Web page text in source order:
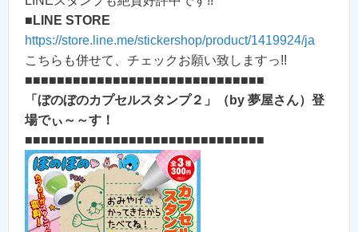
■LINE STORE
https://store.line.me/stickershop/product/1419924/ja
こちらも併せて、チェックお願い致しますっ!!
■■■■■■■■■■■■■■■■■■■■■■■■■■■■■■
「ぼのぼのカプセルスタンプ２」（by 夢屋さん）登
場でぃ～～す！
■■■■■■■■■■■■■■■■■■■■■■■■■■■■■■